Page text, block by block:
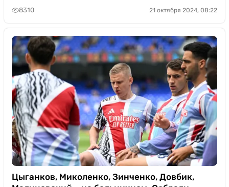
8310 21 октября 2024, 08:22
Цыганков, Миколенко, Зинченко, Довбик,